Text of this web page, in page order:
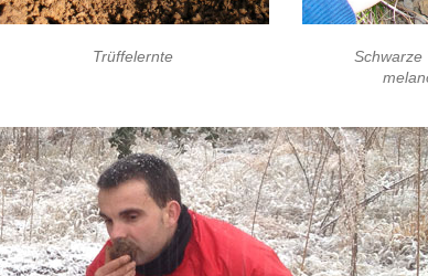
Trüffelernte
Schwarze